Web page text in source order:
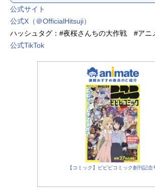
犬神王牙：濱野大輝
二ノ前御前：久川綾
五輪太夫：
中原麻衣
出雲灰： 神谷浩史
公式サイト
公式X（＠OfficialHitsuji）
ハッシュタグ：#夜桜さんちの大作戦 #アニ
公式TikTok
【コミック】ビビビコミック創刊記念